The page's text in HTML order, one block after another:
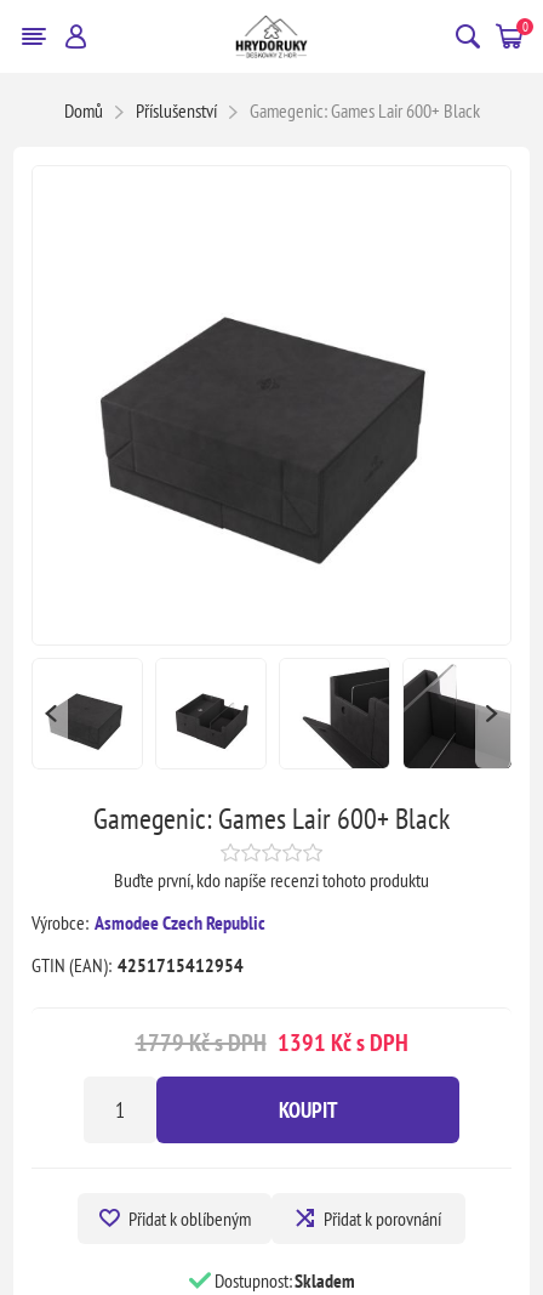
0
Domů Příslušenství Gamegenic: Games Lair 600+ Black
Gamegenic: Games Lair 600+ Black
Buďte první, kdo napíše recenzi tohoto produktu
Výrobce: Asmodee Czech Republic
GTIN (EAN): 4251715412954
1779 Kč s DPH 1391 Kč s DPH
KOUPIT
Přidat k oblíbeným Přidat k porovnání
Dostupnost:Skladem